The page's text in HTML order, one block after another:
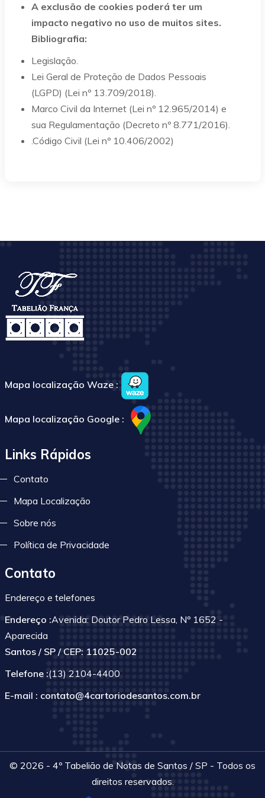
A exclusão de cookies poderá ter um
impacto negativo no uso de muitos sites.
Bibliografia:
Legislação.
Lei Geral de Proteção de Dados Pessoais
(LGPD) (Lei nº 13.709/2018).
Marco Civil da Internet (Lei nº 12.965/2014) e
sua Regulamentação (Decreto nº 8.771/2016).
.Código Civil (Lei nº 10.406/2002)
Mapa localização Waze :
Mapa localização Google :
Links Rápidos
Contato
Mapa Localização
Sobre nós
Política de Privacidade
Contato
Endereço e telefones
Endereço :Avenida: Doutor Pedro Lessa, Nº 1652 -
Aparecida
Santos / SP / CEP: 11025-002
Telefone :(13) 2104-4400
E-mail : contato@4cartoriodesantos.com.br
© 2026 - 4º Tabelião de Notas de Santos / SP - Todos os
direitos reservados.